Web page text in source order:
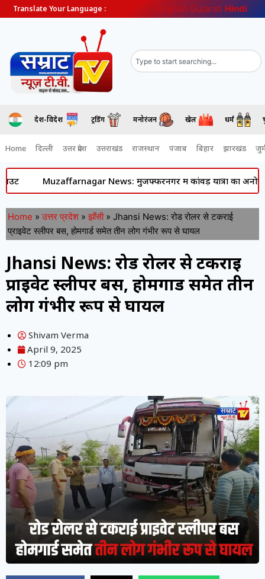
Translate Your Language : English Gujarati Hindi
देश-विदेश ट्रेंडिंग मनोरंजन खेल धर्म
Home दिल्ली उत्तर प्रदेश उत्तराखंड राजस्थान पंजाब बिहार झारखंड
Muzaffarnagar News: मुजफ्फरनगर में कांवड़ यात्रा का अनोखा
Home » उत्तर प्रदेश » झाँसी » Jhansi News: रोड रोलर से टकराई
प्राइवेट स्लीपर बस, होमगार्ड समेत तीन लोग गंभीर रूप से घायल
Jhansi News: रोड रोलर से टकराई
प्राइवेट स्लीपर बस, होमगार्ड समेत तीन
लोग गंभीर रूप से घायल
Shivam Verma
April 9, 2025
12:09 pm